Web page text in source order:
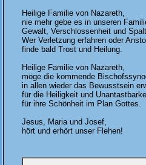
Heilige Familie von Nazareth,
nie mehr gebe es in unseren
Gewalt, Verschlossenheit und
Wer Verletzung erfahren oder
finde bald Trost und Heilung.
Heilige Familie von Nazareth,
möge die kommende
in allen wieder das Bewusstsein
für die Heiligkeit und
für ihre Schönheit im Plan Gottes.
Jesus, Maria und Josef,
hört und erhört unser Flehen!